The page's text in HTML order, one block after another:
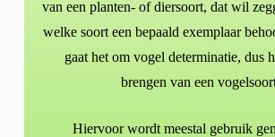
van een planten- of diersoort, dat wil
welke soort een bepaald exemplaar
gaat het om vogel determinatie, dus
brengen van een
Hiervoor wordt meestal gebruik